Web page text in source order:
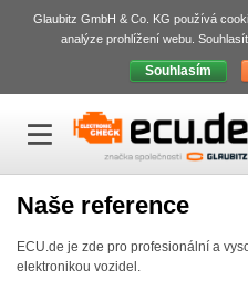
Glaubitz GmbH & Co. KG používá
analýze prohlížení webu.
Naše reference
ECU.de je zde pro profesionální a
elektronikou vozidel.